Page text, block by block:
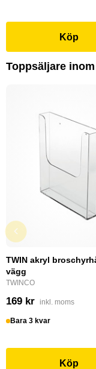
Köp
Toppsäljare
TWIN akryl
vägg
TWINCO
169 kr inkl. moms
Bara 3 kvar
Köp